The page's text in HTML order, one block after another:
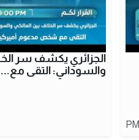
الجزائري يكشف سر
والسوداني: التقى مع...